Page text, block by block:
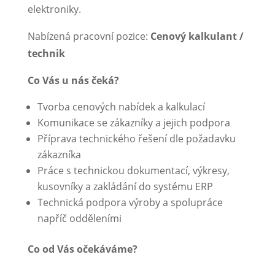
elektroniky.
Nabízená pracovní pozice: Cenový kalkulant /
technik
Co Vás u nás čeká?
Tvorba cenových nabídek a kalkulací
Komunikace se zákazníky a jejich podpora
Příprava technického řešení dle požadavku
zákazníka
Práce s technickou dokumentací, výkresy,
kusovníky a zakládání do systému ERP
Technická podpora výroby a spolupráce
napříč odděleními
Co od Vás očekáváme?